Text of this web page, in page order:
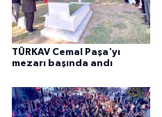
TÜRKAV Cemal Paşa'yı
mezarı başında andı